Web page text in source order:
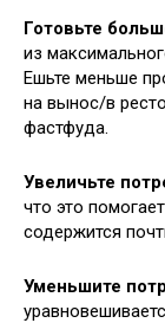
Готовьте
из
Ешьте меньше
на вынос/в
фастфуда.
Увеличьте
что это
содержится
Уменьшите